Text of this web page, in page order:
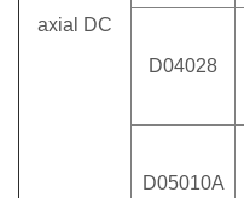
axial DC
D04028
D05010A